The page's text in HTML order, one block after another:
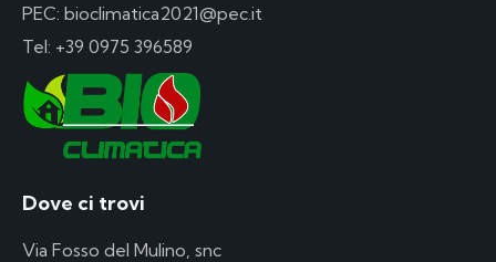
PEC: bioclimatica2021@pec.it
Tel: +39 0975 396589
Dove ci trovi
Via Fosso del Mulino, snc